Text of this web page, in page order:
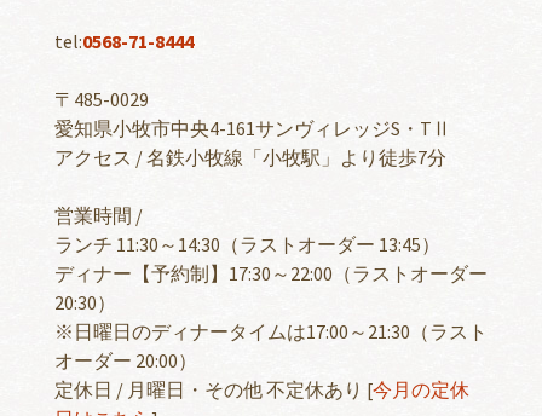
tel:0568-71-8444
〒485-0029
愛知県小牧市中央4-161サンヴィレッジS・TⅡ
アクセス / 名鉄小牧線「小牧駅」より徒歩7分
営業時間 /
ランチ 11:30～14:30（ラストオーダー 13:45）
ディナー【予約制】17:30～22:00（ラストオーダー
20:30）
※日曜日のディナータイムは17:00～21:30（ラスト
オーダー 20:00）
定休日 / 月曜日・その他 不定休あり [今月の定休